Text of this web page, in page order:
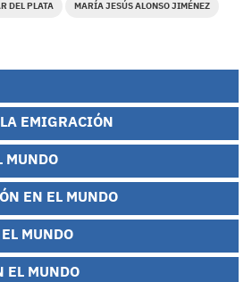
DEL PLATA MARÍA JESÚS ALONSO JIMÉNEZ
EMIGRACIÓN
MUNDO
EN EL MUNDO
MUNDO
EL MUNDO